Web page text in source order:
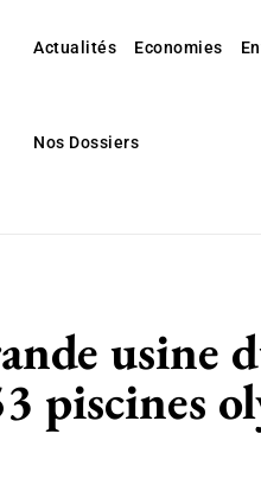
Actualités Economies
Nos Dossiers
usine
piscines